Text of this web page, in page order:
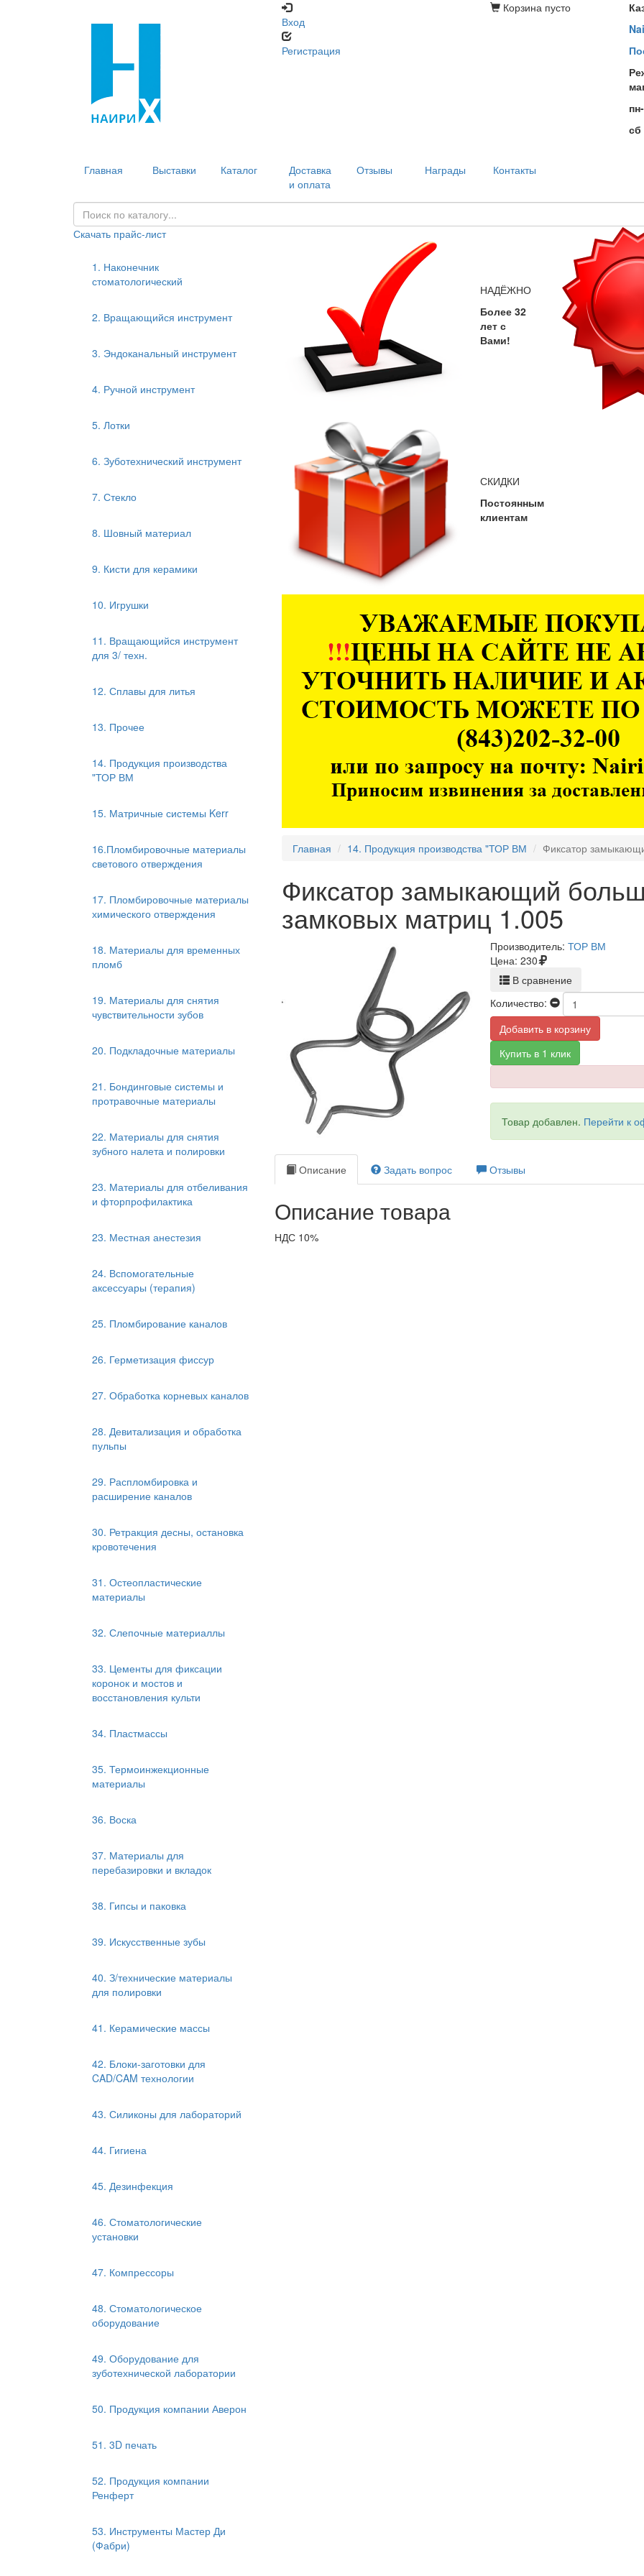
Вход
Регистрация
Корзина пусто
сб
Главная Выставки Каталог
Доставка
и оплата
Отзывы Награды Контакты
Скачать прайс-лист
1. Наконечник
стоматологический
2. Вращающийся инструмент
3. Эндоканальный инструмент
4. Ручной инструмент
5. Лотки
6. Зуботехнический инструмент
7. Стекло
8. Шовный материал
9. Кисти для керамики
10. Игрушки
11. Вращающийся инструмент
для 3/ техн.
12. Сплавы для литья
13. Прочее
14. Продукция производства
"ТОР ВМ
15. Матричные системы Kerr
16.Пломбировочные материалы
светового отверждения
17. Пломбировочные материалы
химического отверждения
18. Материалы для временных
пломб
19. Материалы для снятия
чувствительности зубов
20. Подкладочные материалы
21. Бондинговые системы и
протравочные материалы
22. Материалы для снятия
зубного налета и полировки
23. Материалы для отбеливания
и фторпрофилактика
23. Местная анестезия
24. Вспомогательные
аксессуары (терапия)
25. Пломбирование каналов
26. Герметизация фиссур
27. Обработка корневых каналов
28. Девитализация и обработка
пульпы
29. Распломбировка и
расширение каналов
30. Ретракция десны, остановка
кровотечения
31. Остеопластические
материалы
32. Слепочные материаллы
33. Цементы для фиксации
коронок и мостов и
восстановления культи
34. Пластмассы
35. Термоинжекционные
материалы
36. Воска
37. Материалы для
перебазировки и вкладок
38. Гипсы и паковка
39. Искусственные зубы
40. З/технические материалы
для полировки
41. Керамические массы
42. Блоки-заготовки для
CAD/CAM технологии
43. Силиконы для лабораторий
44. Гигиена
45. Дезинфекция
46. Стоматологические
установки
47. Компрессоры
48. Стоматологическое
оборудование
49. Оборудование для
зуботехнической лаборатории
50. Продукция компании Аверон
51. 3D печать
52. Продукция компании
Ренферт
53. Инструменты Мастер Ди
(Фабри)
НАДЁЖНО
Более 32
лет с
Вами!
СКИДКИ
Постоянным
клиентам
Главная 14. Продукция производства "ТОР ВМ Фиксатор
Фиксатор замыкающий
замковых матриц 1.005
Производитель: ТОР ВМ
Цена: 230
В сравнение
Количество:
Добавить в корзину
Купить в 1 клик
Товар добавлен. Перейти к
Описание Задать вопрос Отзывы
Описание товара
НДС 10%